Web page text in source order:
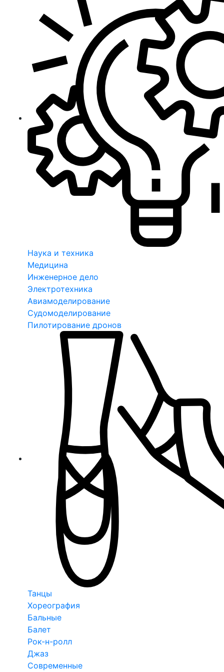
Наука и техника
Медицина
Инженерное дело
Электротехника
Авиамоделирование
Судомоделирование
Пилотирование дронов
Танцы
Хореография
Бальные
Балет
Рок-н-ролл
Джаз
Современные